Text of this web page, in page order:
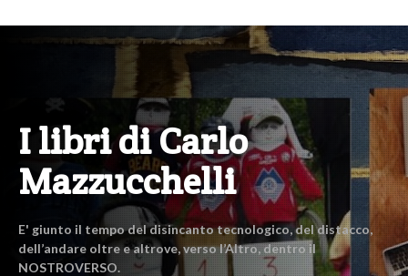
I libri di Carlo
Mazzucchelli
E' giunto il tempo del disincanto tecnologico, del distacco,
dell’andare oltre e altrove, verso l’Altro, dentro il
NOSTROVERSO.